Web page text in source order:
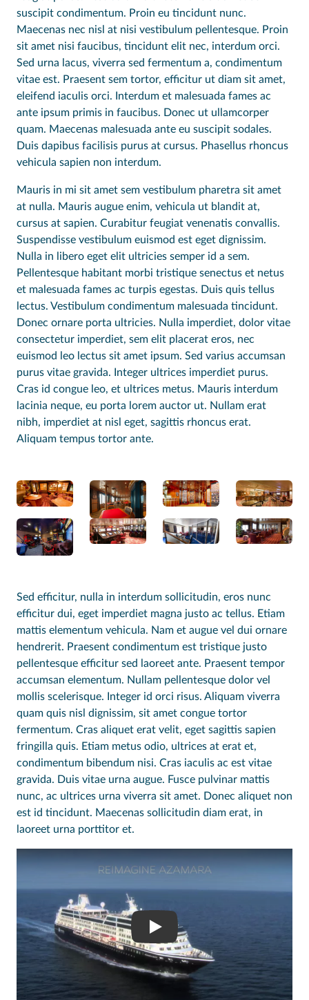
suscipit condimentum. Proin eu tincidunt nunc.
Maecenas nec nisl at nisi vestibulum pellentesque. Proin
sit amet nisi faucibus, tincidunt elit nec, interdum orci.
Sed urna lacus, viverra sed fermentum a, condimentum
vitae est. Praesent sem tortor, efficitur ut diam sit amet,
eleifend iaculis orci. Interdum et malesuada fames ac
ante ipsum primis in faucibus. Donec ut ullamcorper
quam. Maecenas malesuada ante eu suscipit sodales.
Duis dapibus facilisis purus at cursus. Phasellus rhoncus
vehicula sapien non interdum.
Mauris in mi sit amet sem vestibulum pharetra sit amet
at nulla. Mauris augue enim, vehicula ut blandit at,
cursus at sapien. Curabitur feugiat venenatis convallis.
Suspendisse vestibulum euismod est eget dignissim.
Nulla in libero eget elit ultricies semper id a sem.
Pellentesque habitant morbi tristique senectus et netus
et malesuada fames ac turpis egestas. Duis quis tellus
lectus. Vestibulum condimentum malesuada tincidunt.
Donec ornare porta ultricies. Nulla imperdiet, dolor vitae
consectetur imperdiet, sem elit placerat eros, nec
euismod leo lectus sit amet ipsum. Sed varius accumsan
purus vitae gravida. Integer ultrices imperdiet purus.
Cras id congue leo, et ultrices metus. Mauris interdum
lacinia neque, eu porta lorem auctor ut. Nullam erat
nibh, imperdiet at nisl eget, sagittis rhoncus erat.
Aliquam tempus tortor ante.
Sed efficitur, nulla in interdum sollicitudin, eros nunc
efficitur dui, eget imperdiet magna justo ac tellus. Etiam
mattis elementum vehicula. Nam et augue vel dui ornare
hendrerit. Praesent condimentum est tristique justo
pellentesque efficitur sed laoreet ante. Praesent tempor
accumsan elementum. Nullam pellentesque dolor vel
mollis scelerisque. Integer id orci risus. Aliquam viverra
quam quis nisl dignissim, sit amet congue tortor
fermentum. Cras aliquet erat velit, eget sagittis sapien
fringilla quis. Etiam metus odio, ultrices at erat et,
condimentum bibendum nisi. Cras iaculis ac est vitae
gravida. Duis vitae urna augue. Fusce pulvinar mattis
nunc, ac ultrices urna viverra sit amet. Donec aliquet non
est id tincidunt. Maecenas sollicitudin diam erat, in
laoreet urna porttitor et.